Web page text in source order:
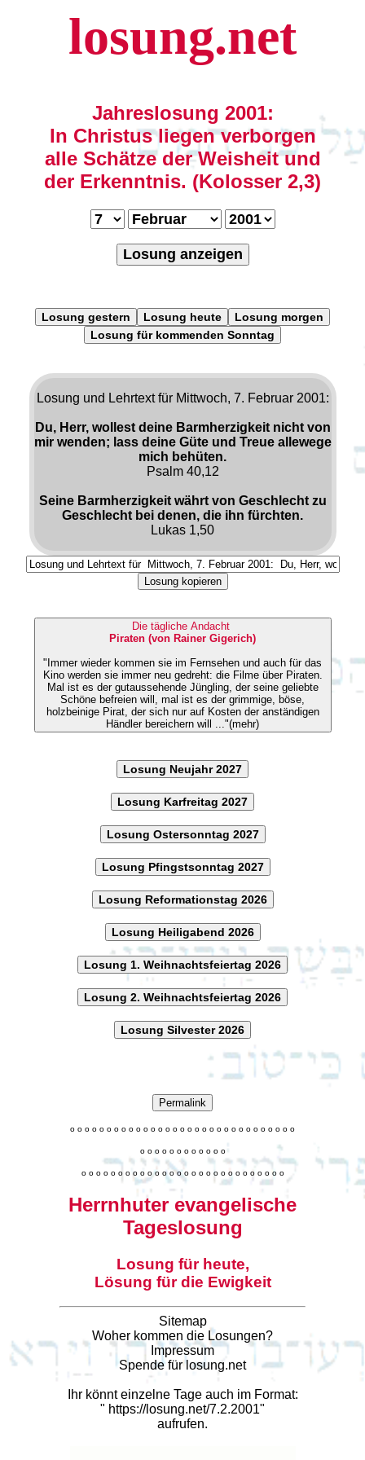
losung.net
Jahreslosung 2001:
In Christus liegen verborgen
alle Schätze der Weisheit und
der Erkenntnis. (Kolosser 2,3)
Losung anzeigen
Losung gestern Losung heute
Losung morgen
Losung für kommenden Sonntag
Losung und Lehrtext für Mittwoch, 7. Februar 2001:
Du, Herr, wollest deine Barmherzigkeit nicht von
mir wenden; lass deine Güte und Treue allewege
mich behüten.
Psalm 40,12
Seine Barmherzigkeit währt von Geschlecht zu
Geschlecht bei denen, die ihn fürchten.
Lukas 1,50
Losung kopieren
Die tägliche Andacht
Piraten (von Rainer Gigerich)
"Immer wieder kommen sie im Fernsehen und auch für das
Kino werden sie immer neu gedreht: die Filme über Piraten.
Mal ist es der gutaussehende Jüngling, der seine geliebte
Schöne befreien will, mal ist es der grimmige, böse,
holzbeinige Pirat, der sich nur auf Kosten der anständigen
Händler bereichern will ..."(mehr)
Losung Neujahr 2027
Losung Karfreitag 2027
Losung Ostersonntag 2027
Losung Pfingstsonntag 2027
Losung Reformationstag 2026
Losung Heiligabend 2026
Losung 1. Weihnachtsfeiertag 2026
Losung 2. Weihnachtsfeiertag 2026
Losung Silvester 2026
Permalink
o o o o o o o o o o o o o o o o o o o o o o o o o o o o o o o
o o o o o o o o o o o o
o o o o o o o o o o o o o o o o o o o o o o o o o o o o
Herrnhuter evangelische
Tageslosung
Losung für heute,
Lösung für die Ewigkeit
Sitemap
Woher kommen die Losungen?
Impressum
Spende für losung.net
Ihr könnt einzelne Tage auch im Format:
" https://losung.net/7.2.2001"
aufrufen.